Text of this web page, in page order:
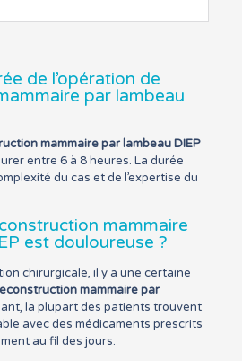
de l’opération de
par lambeau
mammaire par lambeau DIEP
entre 6 à 8 heures. La durée
du cas et de l’expertise du
mammaire
est douloureuse ?
chirurgicale, il y a une certaine
mammaire par
la plupart des patients trouvent
avec des médicaments prescrits
au fil des jours.